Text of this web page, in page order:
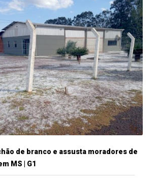
de branco e assusta moradores de
MS | G1